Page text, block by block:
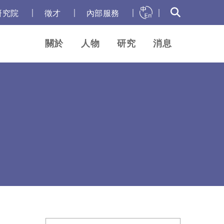
究院 徵才 內部服務
關於 人物 研究 消息